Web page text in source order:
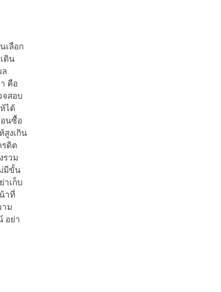
เลือก
ดิน
คือ
จสอบ
ได้
อนซื้อ
สูงเกิน
ดิต
รวม
มีขั้น
าเก็บ
าที่
าม
อย่า